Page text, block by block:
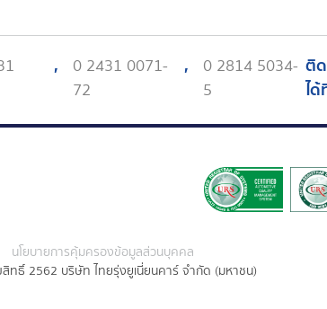
,
0 2431 0071-
72
,
0 2814 5034-
5
ติ
ได้
นโยบายการคุ้มครองข้อมูลส่วนบุคคล
ทธิ์ 2562 บริษัท ไทยรุ่งยูเนี่ยนคาร์ จำกัด (มหาชน)